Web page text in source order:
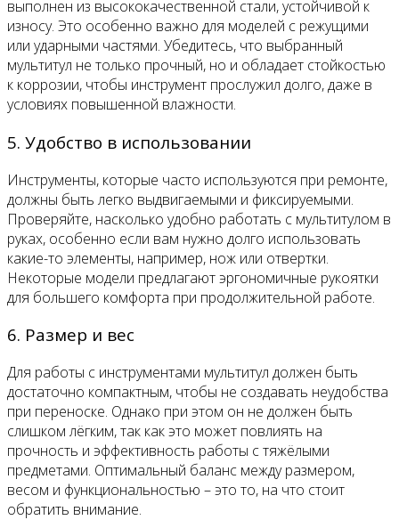
выполнен из высококачественной стали, устойчивой к
износу. Это особенно важно для моделей с режущими
или ударными частями. Убедитесь, что выбранный
мультитул не только прочный, но и обладает стойкостью
к коррозии, чтобы инструмент прослужил долго, даже в
условиях повышенной влажности.
5. Удобство в использовании
Инструменты, которые часто используются при ремонте,
должны быть легко выдвигаемыми и фиксируемыми.
Проверяйте, насколько удобно работать с мультитулом в
руках, особенно если вам нужно долго использовать
какие-то элементы, например, нож или отвертки.
Некоторые модели предлагают эргономичные рукоятки
для большего комфорта при продолжительной работе.
6. Размер и вес
Для работы с инструментами мультитул должен быть
достаточно компактным, чтобы не создавать неудобства
при переноске. Однако при этом он не должен быть
слишком лёгким, так как это может повлиять на
прочность и эффективность работы с тяжёлыми
предметами. Оптимальный баланс между размером,
весом и функциональностью – это то, на что стоит
обратить внимание.